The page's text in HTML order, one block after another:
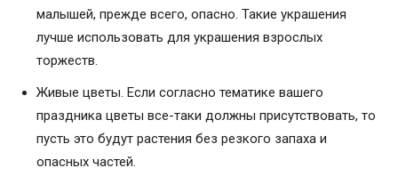
малышей, прежде всего, опасно. Такие украшения
лучше использовать для украшения взрослых
торжеств.
Живые цветы. Если согласно тематике вашего
праздника цветы все-таки должны присутствовать, то
пусть это будут растения без резкого запаха и
опасных частей.